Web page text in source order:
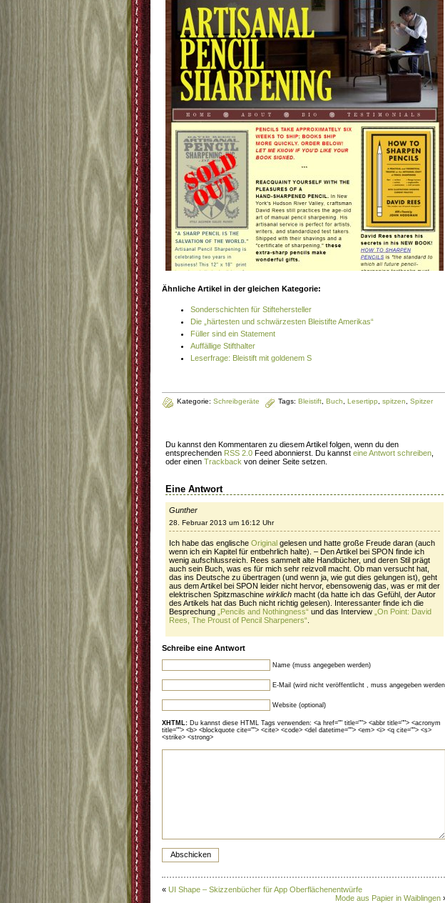
Ähnliche Artikel in der gleichen Kategorie:
Sonderschichten für Stiftehersteller
Die „härtesten und schwärzesten Bleistifte Amerikas“
Füller sind ein Statement
Auffällige Stifthalter
Leserfrage: Bleistift mit goldenem S
Kategorie: Schreibgeräte Tags: Bleistift Buch Lesertipp spitzen Spitzer
Du kannst den Kommentaren zu diesem Artikel folgen, wenn du den
entsprechenden RSS 2.0 Feed abonnierst. Du kannst eine Antwort schreiben
oder einen Trackback von deiner Seite setzen.
Eine Antwort
Gunther
28. Februar 2013 um 16:12 Uhr
Ich habe das englische Original gelesen und hatte große Freude daran (auch
wenn ich ein Kapitel für entbehrlich halte). – Den Artikel bei SPON finde ich
wenig aufschlussreich. Rees sammelt alte Handbücher, und deren Stil prägt
auch sein Buch, was es für mich sehr reizvoll macht. Ob man versucht hat,
das ins Deutsche zu übertragen (und wenn ja, wie gut dies gelungen ist), geht
aus dem Artikel bei SPON leider nicht hervor, ebensowenig das, was er mit der
elektrischen Spitzmaschine wirklich macht (da hatte ich das Gefühl, der Autor
des Artikels hat das Buch nicht richtig gelesen). Interessanter finde ich die
Besprechung
„Pencils and Nothingness“ und das Interview „On Point: David
Rees, The Proust of Pencil Sharpeners“
Schreibe eine Antwort
Name (muss angegeben werden)
E-Mail (wird nicht veröffentlicht , muss angegeben
Website (optional)
XHTML: Du kannst diese HTML Tags verwenden: <a href="" title=""> <abbr title=""> <acronym
title=""> <b> <blockquote cite=""> <cite> <code> <del datetime=""> <em> <i> <q cite=""> <s>
<strike> <strong>
« UI Shape – Skizzenbücher für App Oberflächenentwürfe
Mode aus Papier in Waiblingen